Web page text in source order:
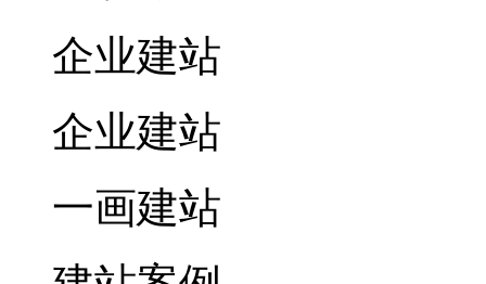
企业建站
企业建站
一画建站